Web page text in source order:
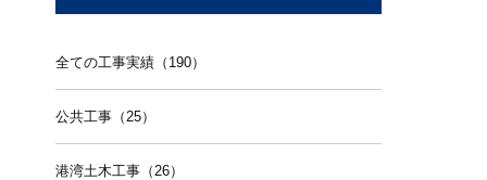
全ての工事実績（190）
公共工事（25）
港湾土木工事（26）